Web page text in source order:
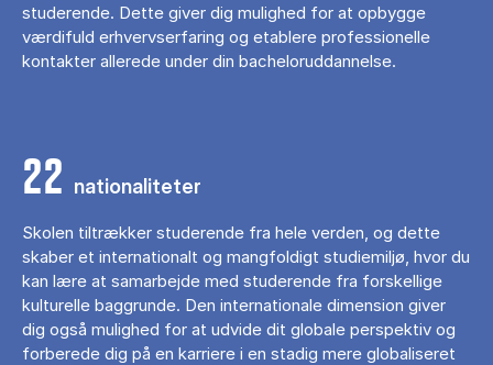
studerende. Dette giver dig mulighed for at opbygge
værdifuld erhvervserfaring og etablere professionelle
kontakter allerede under din bacheloruddannelse.
22 nationaliteter
Skolen tiltrækker studerende fra hele verden, og dette
skaber et internationalt og mangfoldigt studiemiljø, hvor du
kan lære at samarbejde med studerende fra forskellige
kulturelle baggrunde. Den internationale dimension giver
dig også mulighed for at udvide dit globale perspektiv og
forberede dig på en karriere i en stadig mere globaliseret